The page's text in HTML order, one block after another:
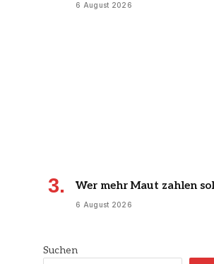
6 August 2026
Wer mehr Maut zahlen
6 August 2026
Suchen